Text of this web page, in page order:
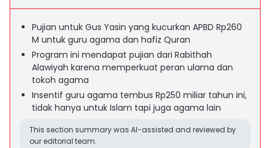
Pujian untuk Gus Yasin yang kucurkan APBD Rp260
M untuk guru agama dan hafiz Quran
Program ini mendapat pujian dari Rabithah
Alawiyah karena memperkuat peran ulama dan
tokoh agama
Insentif guru agama tembus Rp250 miliar tahun ini,
tidak hanya untuk Islam tapi juga agama lain
This section summary was AI-assisted and reviewed by
our editorial team.